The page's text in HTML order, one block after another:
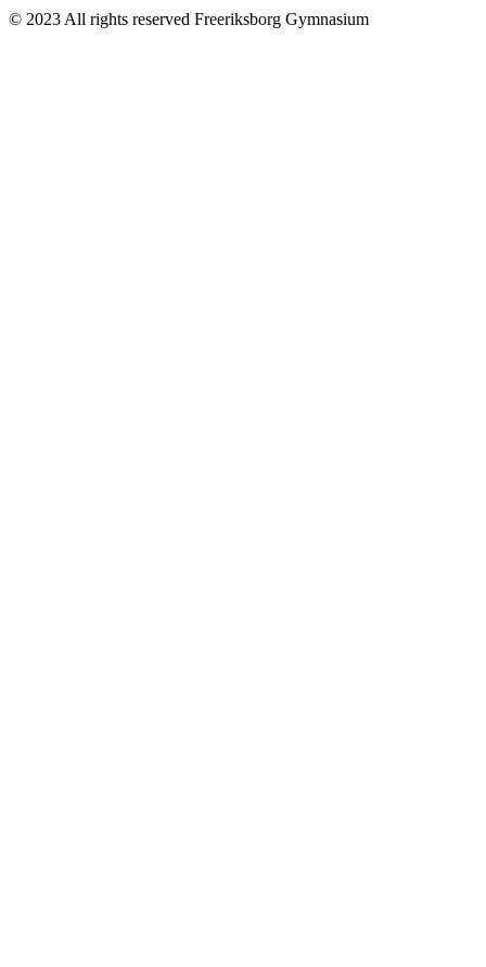
© 2023 All rights reserved Freeriksborg Gymnasium